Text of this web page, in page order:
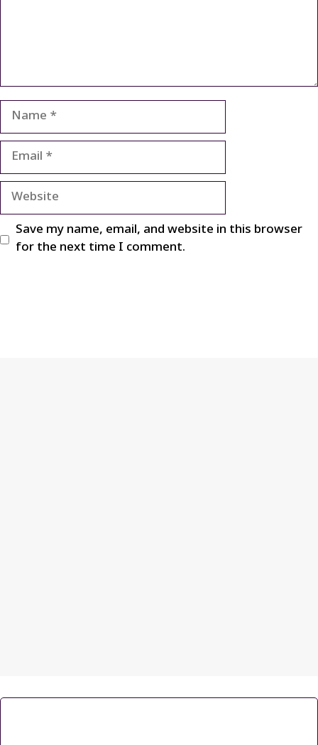
Name
Email
Website
Save my name, email, and website in this browser
for the next time I comment.